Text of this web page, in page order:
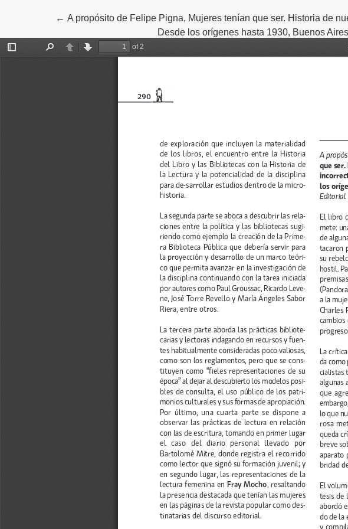
←Volver a los detalles del artículo
A propósito de Felipe Pigna, Mujeres tenían que ser. Historia de
Desde los orígenes hasta 1930, Buenos